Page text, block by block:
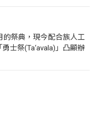
祭典，現今配合族人工
士祭(Ta‘avala)」凸顯辦